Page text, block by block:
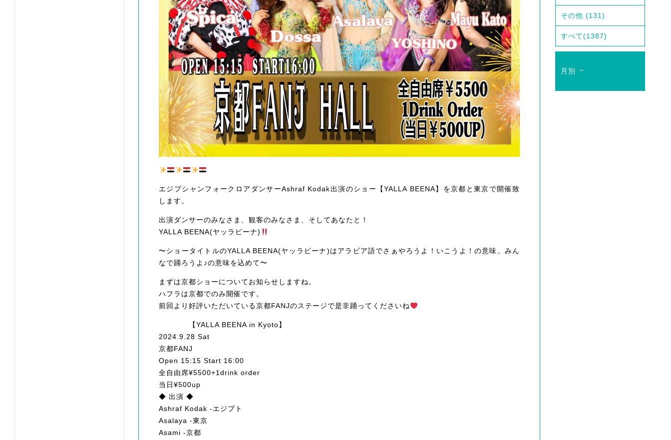
エジプシャンフォークロアダンサーAshraf Kodak出演のショー【YALLA BEENA】を京都と東京で開催致
します。
出演ダンサーのみなさま、観客のみなさま、そしてあなたと！
YALLA BEENA(ヤッラビーナ)
〜ショータイトルのYALLA BEENA(ヤッラビーナ)はアラビア語でさぁやろうよ！いこうよ！の意味。みん
なで踊ろうよ♪の意味を込めて〜
まずは京都ショーについてお知らせしますね。
ハフラは京都でのみ開催です。
前回より好評いただいている京都FANJのステージで是非踊ってくださいね
【YALLA BEENA in Kyoto】
2024.9.28 Sat
京都FANJ
Open 15:15 Start 16:00
全自由席¥5500+1drink order
当日¥500up
◆ 出演 ◆
Ashraf Kodak -エジプト
Asalaya -東京
Asami -京都
その他 (131)
すべて(1387)
月別